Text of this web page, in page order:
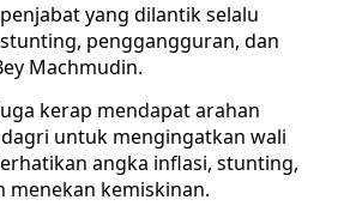
yang dilantik selalu
penggangguran, dan
Machmudin.
kerap mendapat arahan
untuk mengingatkan wali
angka inflasi, stunting,
menekan kemiskinan.